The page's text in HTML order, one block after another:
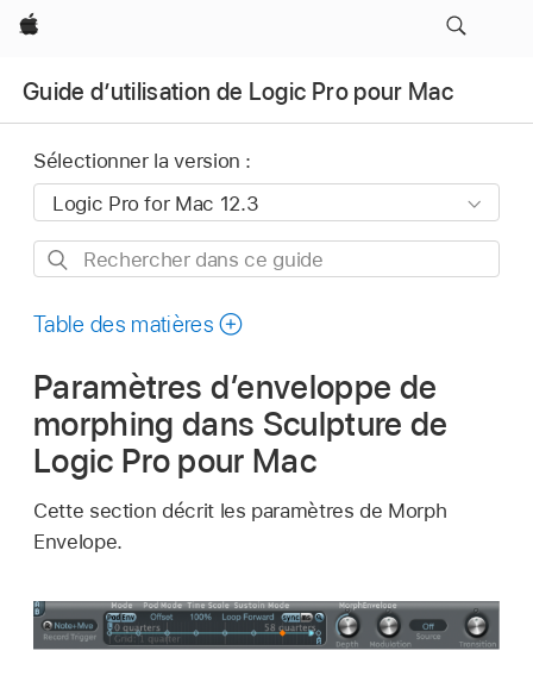
Apple
Guide d’utilisation de Logic Pro pour Mac
Sélectionner la version :
Rechercher
ce
Table des matières
Paramètres d’enveloppe de
morphing dans Sculpture de
Logic Pro pour Mac
Cette section décrit les paramètres de Morph
Envelope.